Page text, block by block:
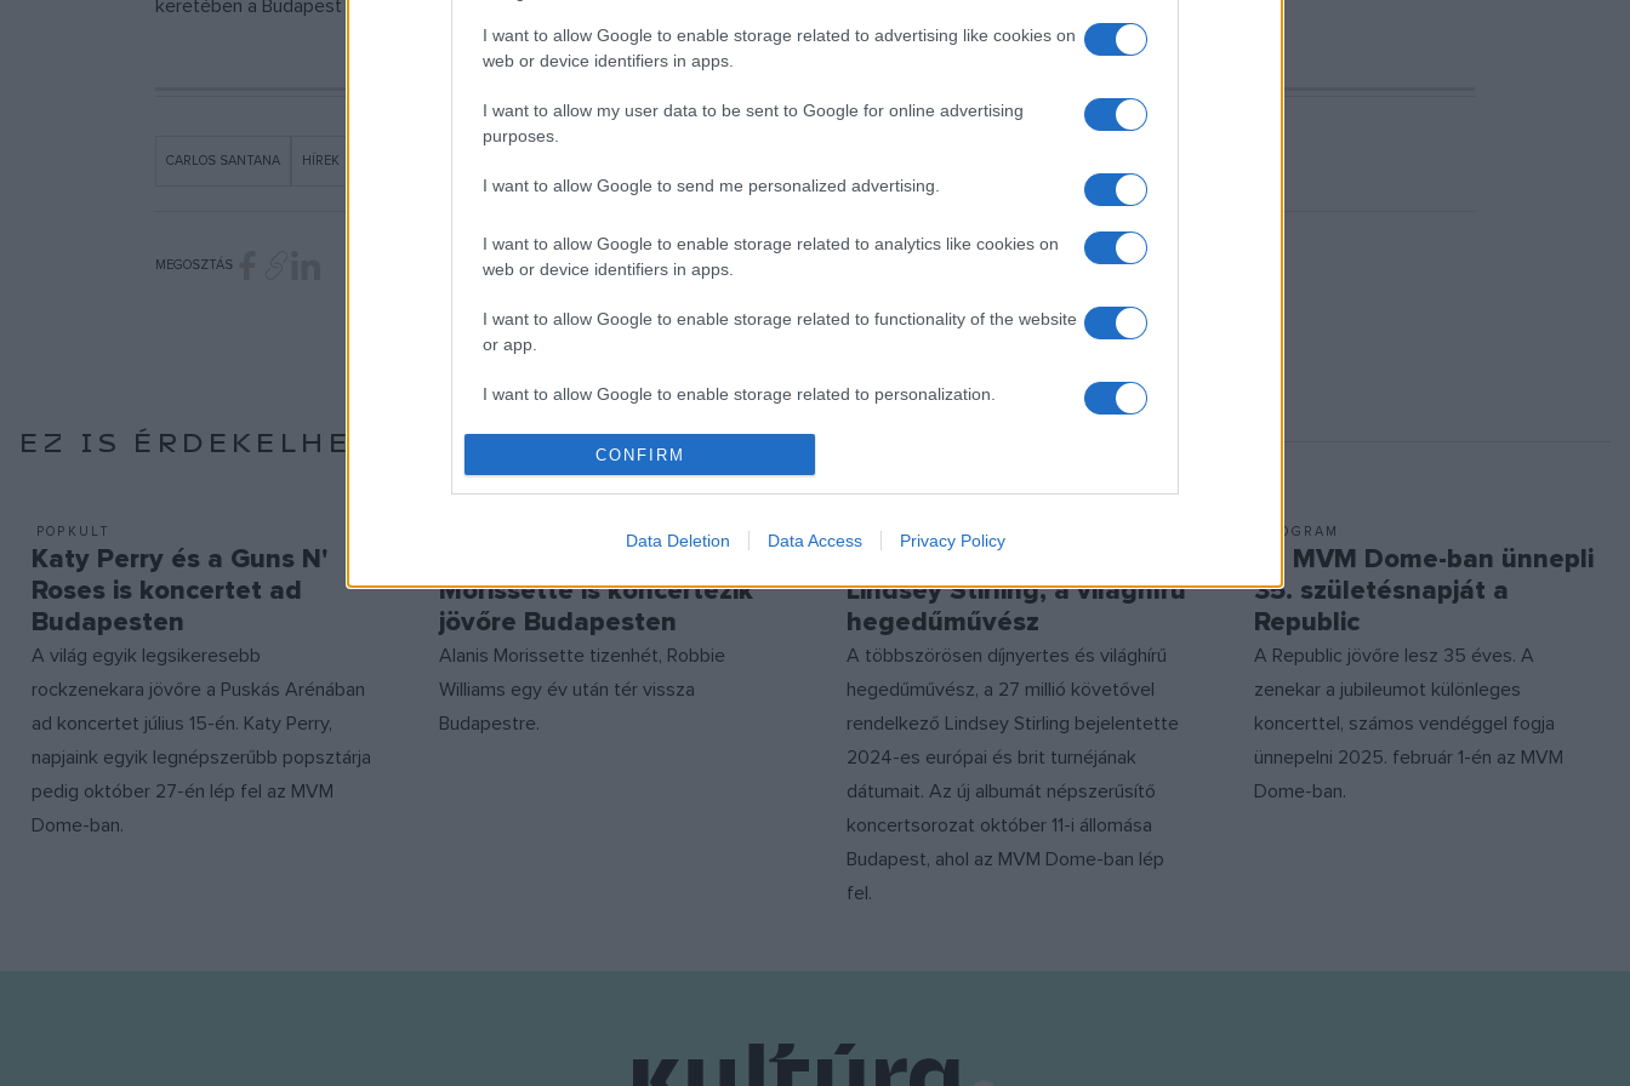
I want to allow Google to enable storage related to advertising like cookies on
web or device identifiers in apps.
I want to allow my user data to be sent to Google for online advertising
purposes.
I want to allow Google to send me personalized advertising.
I want to allow Google to enable storage related to analytics like cookies on
web or device identifiers in apps.
I want to allow Google to enable storage related to functionality of the website
or app.
I want to allow Google to enable storage related to personalization.
I want to allow Google to enable storage related to security, including
authentication functionality and fraud prevention, and other user protection.
CONFIRM
Data Deletion Data Access Privacy Policy
keretében a Budapest Sportarénában lépett volna fel, de a koncertsorozatot a koronavírus-járvány miatt le kellett fújni.
CARLOS SANTANA HÍREK
MEGOSZTÁS
EZ IS ÉRDEKELHETI
POPKULT
Katy Perry és a Guns N'
Roses is koncertet ad
Budapesten
A világ egyik legsikeresebb
rockzenekara jövőre a Puskás Arénában
ad koncertet július 15-én. Katy Perry,
napjaink egyik legnépszerűbb popsztárja
pedig október 27-én lép fel az MVM
Dome-ban.
Robbie Williams és Alanis
Morissette is koncertezik
jövőre Budapesten
Alanis Morissette tizenhét, Robbie
Williams egy év után tér vissza
Budapestre.
PROGRAM
Magyarországra jön
Lindsey Stirling, a világhírű
hegedűművész
A többszörösen díjnyertes és világhírű
hegedűművész, a 27 millió követővel
rendelkező Lindsey Stirling bejelentette
2024-es európai és brit turnéjának
dátumait. Az új albumát népszerűsítő
koncertsorozat október 11-i állomása
Budapest, ahol az MVM Dome-ban lép
fel.
PROGRAM
Az MVM Dome-ban ünnepli
35. születésnapját a
Republic
A Republic jövőre lesz 35 éves. A
zenekar a jubileumot különleges
koncerttel, számos vendéggel fogja
ünnepelni 2025. február 1-én az MVM
Dome-ban.